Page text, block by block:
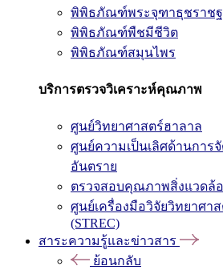
พิพิธภัณฑ์พระจุฑาธุชราช
พิพิธภัณฑ์พืชมีชีวิต
พิพิธภัณฑ์สมุนไพร
บริการตรวจวิเคราะห์คุณภาพ
ศูนย์วิทยาศาสตร์ฮาลาล
ศูนย์ความเป็นเลิศด้านการ
อันตราย
ตรวจสอบคุณภาพสิ่งแวดล้
ศูนย์เครื่องมือวิจัยวิทยาศา
(STREC)
สาระความรู้และข่าวสาร
ย้อนกลับ